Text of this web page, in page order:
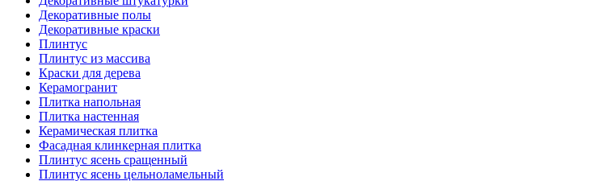
Декоративные полы
Декоративные краски
Плинтус
Плинтус из массива
Краски для дерева
Керамогранит
Плитка напольная
Плитка настенная
Керамическая плитка
Фасадная клинкерная плитка
Плинтус ясень сращенный
Плинтус ясень цельноламельный